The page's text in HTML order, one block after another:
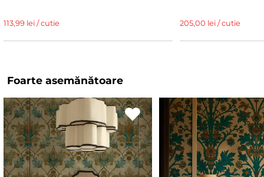
113,99 lei / cutie 205,00 lei / cutie
Foarte asemănătoare